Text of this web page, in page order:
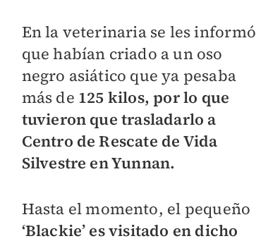
En la veterinaria se les informó
que habían criado a un oso
negro asiático que ya pesaba
más de 125 kilos, por lo que
tuvieron que trasladarlo a
Centro de Rescate de Vida
Silvestre en Yunnan.
Hasta el momento, el pequeño
‘Blackie’ es visitado en dicho